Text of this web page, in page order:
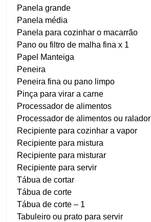
Panela grande
Panela média
Panela para cozinhar o macarrão
Pano ou filtro de malha fina x 1
Papel Manteiga
Peneira
Peneira fina ou pano limpo
Pinça para virar a carne
Processador de alimentos
Processador de alimentos ou ralador
Recipiente para cozinhar a vapor
Recipiente para mistura
Recipiente para misturar
Recipiente para servir
Tábua de cortar
Tábua de corte
Tábua de corte – 1
Tabuleiro ou prato para servir